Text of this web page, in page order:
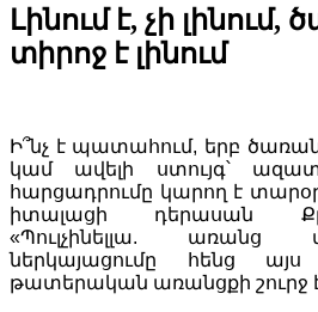
Լինում է, չի
տիրոջ է լինում
Ի՞նչ է պատահում, երբ ծառան
կամ ավելի ստույգ՝
հարցադրումը կարող է
իտալացի դերասան
«Պուլչինելլա. առանց
ներկայացումը հենց
թատերական առանցքի շուրջ է